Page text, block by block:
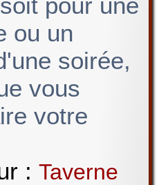
ou un
soirée,
vous
votre
: Taverne